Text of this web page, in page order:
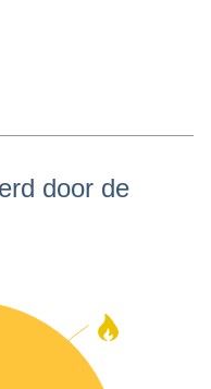
door de
Aardgas
23.6% -